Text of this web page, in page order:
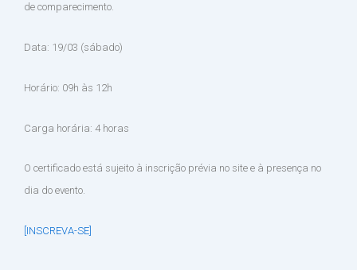
de comparecimento.
Data: 19/03 (sábado)
Horário: 09h às 12h
Carga horária: 4 horas
O certificado está sujeito à inscrição prévia no site e à presença no
dia do evento.
[INSCREVA-SE]